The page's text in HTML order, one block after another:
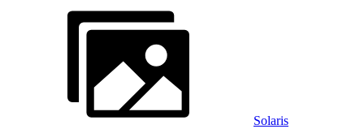
Solaris